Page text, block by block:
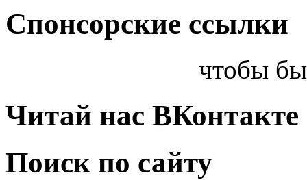
Спонсорские ссылки
чтобы
Читай нас ВКонтакте
Поиск по сайту